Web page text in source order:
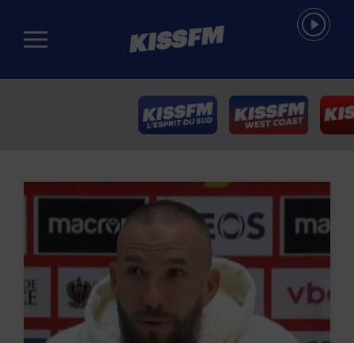
Passer au contenu principal